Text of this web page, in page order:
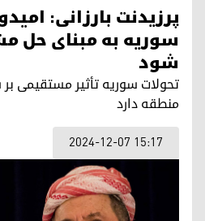
پرزیدنت بارزانی:
سوریه به مبنای حل
شود
تحولات سوریه تأثیر مستقیمی
منطقه دارد
2024-12-07 15:17